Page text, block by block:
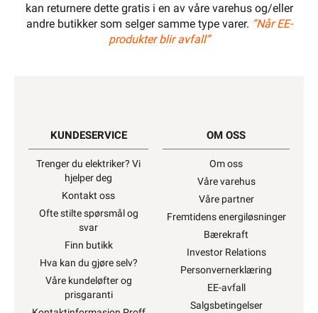
kan returnere dette gratis i en av våre varehus og/eller
andre butikker som selger samme type varer. “Når EE-
produkter blir avfall”
KUNDESERVICE
Trenger du elektriker? Vi
hjelper deg
Kontakt oss
Ofte stilte spørsmål og
svar
Finn butikk
Hva kan du gjøre selv?
Våre kundeløfter og
prisgaranti
OM OSS
Om oss
Våre varehus
Våre partner
Fremtidens energiløsninger
Bærekraft
Investor Relations
Personvernerklæring
EE-avfall
Salgsbetingelser